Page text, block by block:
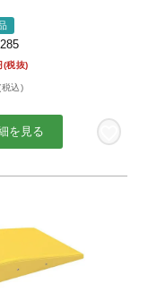
(税抜)
税込)
を見る